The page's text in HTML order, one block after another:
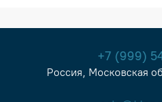
+7 (999)
Россия, Московская